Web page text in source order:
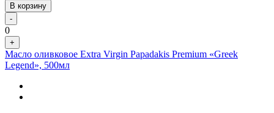
В корзину
-
0
+
Масло оливковое Extra Virgin Papadakis Premium «Greek
Legend», 500мл